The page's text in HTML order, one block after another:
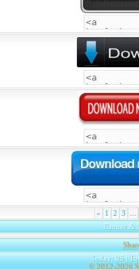
« 1 2 3
Banner &
Today: 96 |
© 2012-2026